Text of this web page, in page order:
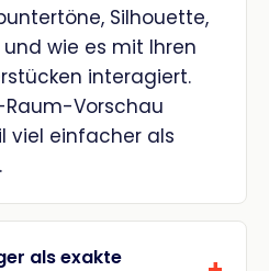
Silhouette,
wie es mit Ihren
interagiert.
Raum-Vorschau
viel einfacher als
als exakte